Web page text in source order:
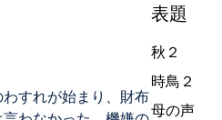
すれが始まり、財布
表題
秋２
時鳥２
母の声